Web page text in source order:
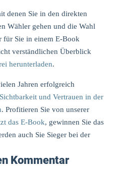
denen Sie in den direkten
Wähler gehen und die Wahl
für Sie in einem E-Book
verständlichen Überblick
herunterladen.
Jahren erfolgreich
und Vertrauen in der
. Profitieren Sie von unserer
das E-Book, gewinnen Sie das
auch Sie Sieger bei der
Kommentar